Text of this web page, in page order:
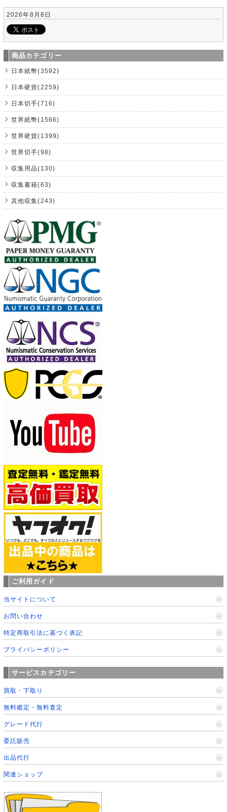
2026年8月8日
商品カテゴリー
日本紙幣(3592)
日本硬貨(2259)
日本切手(716)
世界紙幣(1566)
世界硬貨(1399)
世界切手(98)
収集用品(130)
収集書籍(63)
其他収集(243)
ご利用ガイド
当サイトについて
お問い合わせ
特定商取引法に基づく表記
プライバシーポリシー
サービスカテゴリー
買取・下取り
無料鑑定・無料査定
グレード代行
委託販売
出品代行
関連ショップ